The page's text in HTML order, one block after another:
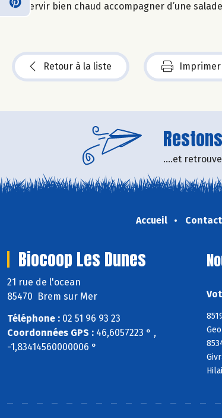
Servir bien chaud accompagner d’une
Retour à la liste
....et
Accueil Contact
Biocoop Les Dunes
21 rue de l'ocean
85470 Brem sur Mer
Téléphone : 02 51 96 93 23
Coordonnées GPS : 46,6057223 ° ,
-1,83414560000006 °